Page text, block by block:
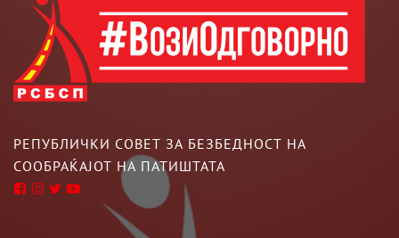
РЕПУБЛИЧКИ СОВЕТ ЗА БЕЗБЕДНОСТ НА
СООБРАЌАЈОТ НА ПАТИШТАТА